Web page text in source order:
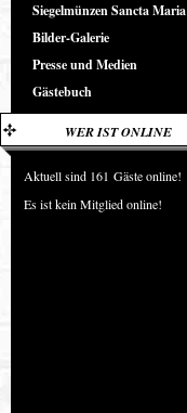
Siegelmünzen Sancta Maria
Bilder-Galerie
Presse und Medien
Gästebuch
WER IST ONLINE
Aktuell sind 161 Gäste online!
Es ist kein Mitglied online!